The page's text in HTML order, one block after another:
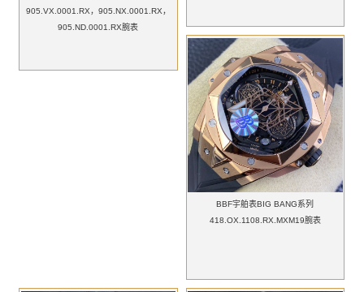
905.VX.0001.RX，905.NX.0001.RX，
905.ND.0001.RX腕表
BBF宇舶表BIG BANG系列
418.OX.1108.RX.MXM19腕表